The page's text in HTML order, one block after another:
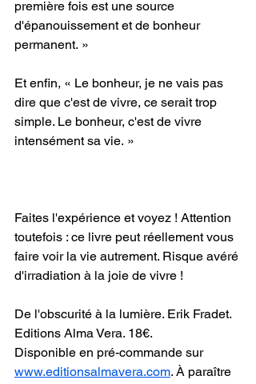
première fois est une source
d'épanouissement et de bonheur
permanent. »
Et enfin, « Le bonheur, je ne vais pas
dire que c'est de vivre, ce serait trop
simple. Le bonheur, c'est de vivre
intensément sa vie. »
Faites l'expérience et voyez ! Attention
toutefois : ce livre peut réellement vous
faire voir la vie autrement. Risque avéré
d'irradiation à la joie de vivre !
De l'obscurité à la lumière. Erik Fradet.
Editions Alma Vera. 18€.
Disponible en pré-commande sur
www.editionsalmavera.com. À paraître